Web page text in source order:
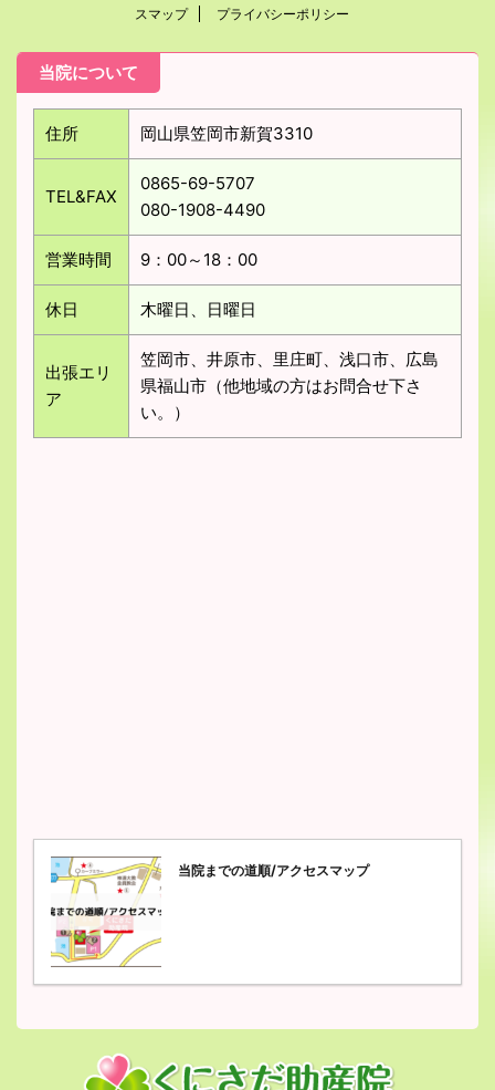
スマップ
プライバシーポリシー
当院について
住所 岡山県笠岡市新賀3310
TEL&FAX
0865-69-5707
080-1908-4490
営業時間 9：00～18：00
休日 木曜日、日曜日
出張エリ
ア
笠岡市、井原市、里庄町、浅口市、広島
県福山市（他地域の方はお問合せ下さ
い。）
当院までの道順/アクセスマップ